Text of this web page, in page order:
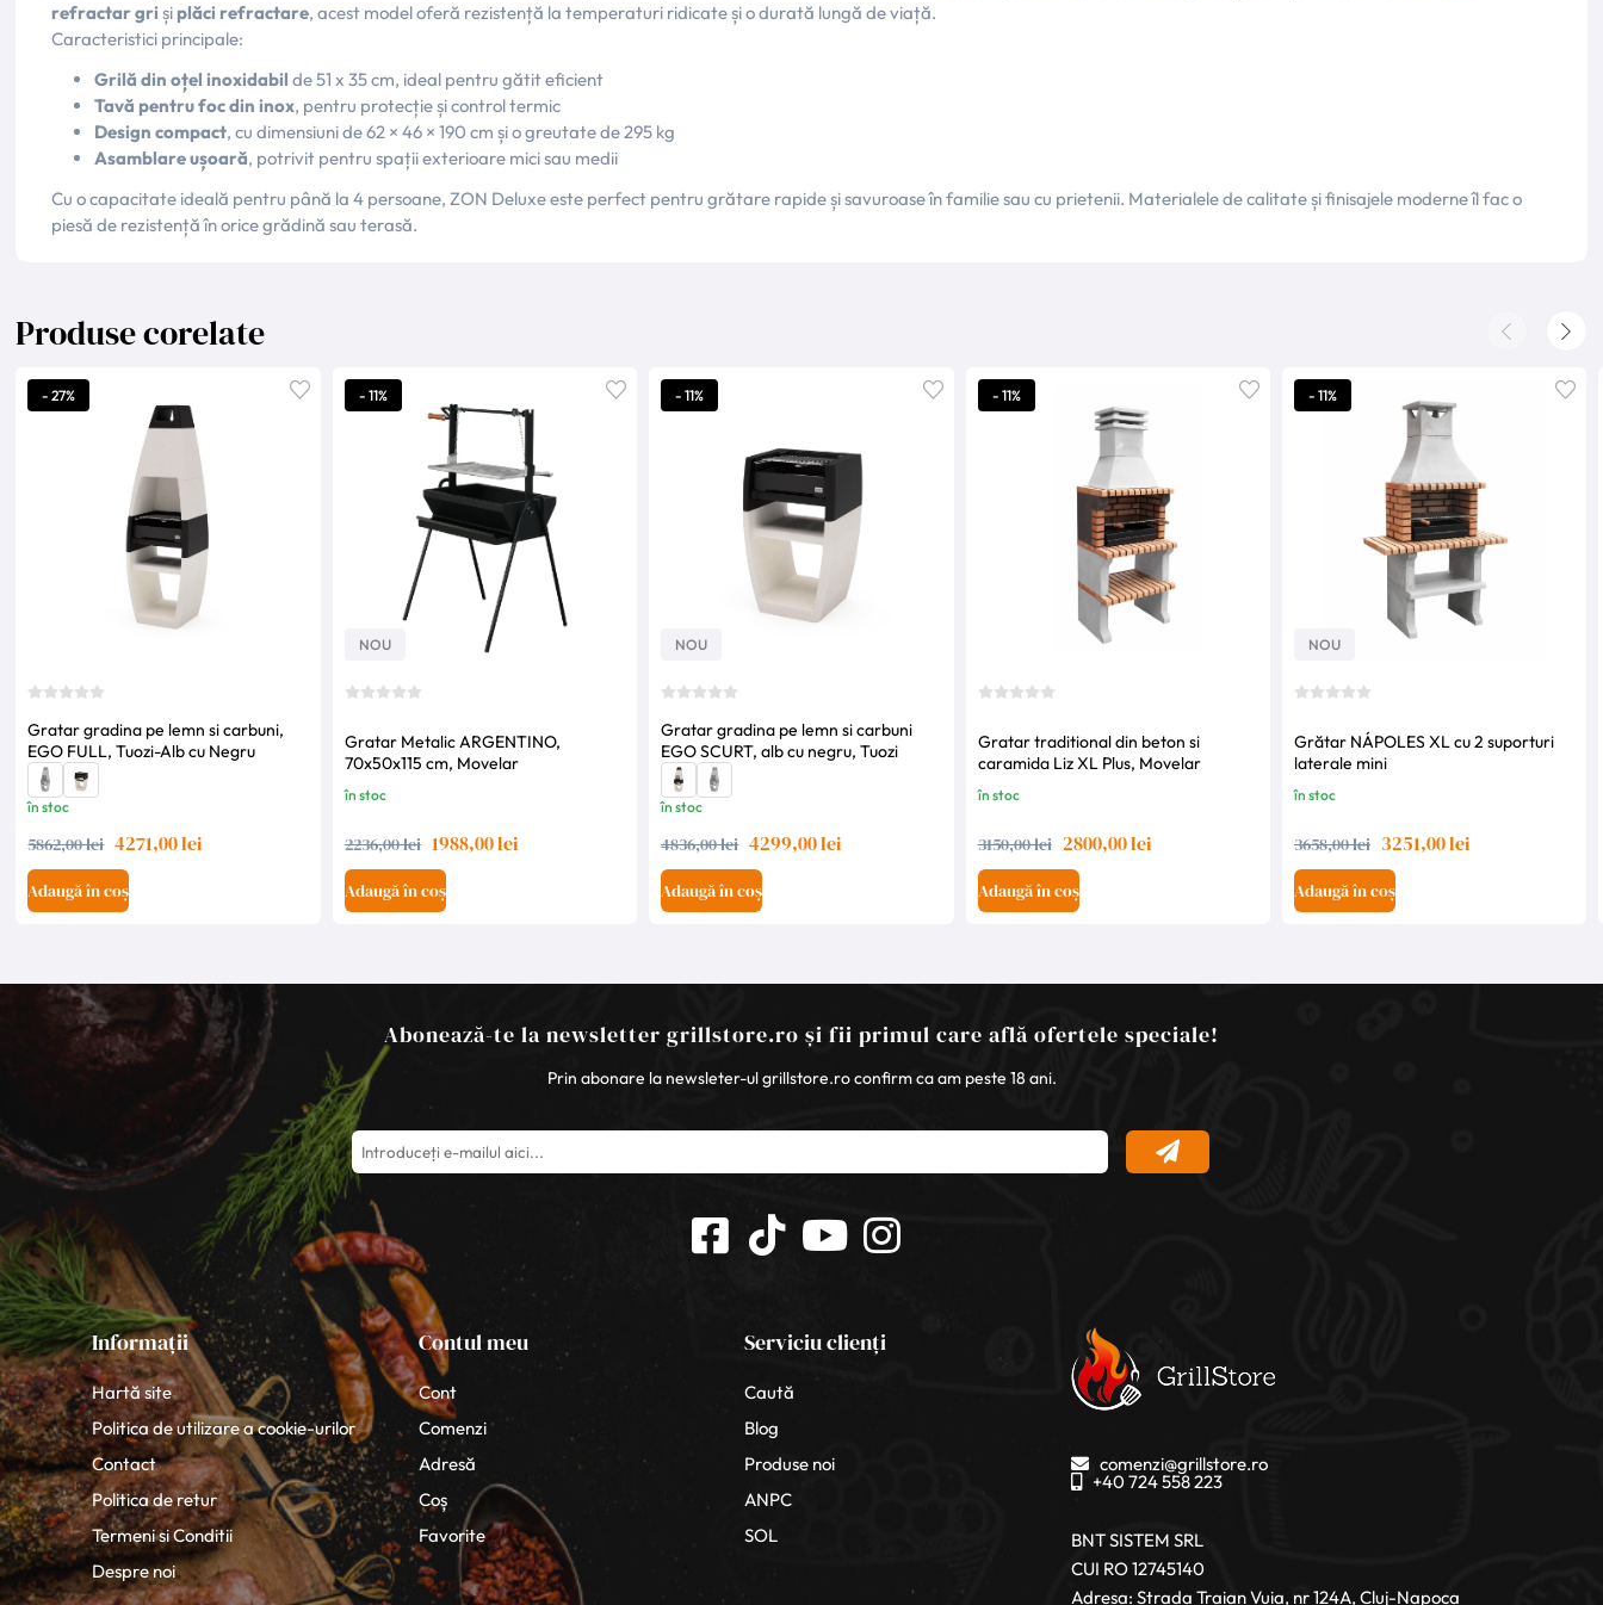
refractar gri șiplăci refractare, acest model oferă rezistență la temperaturi ridicate și o durată lungă de viață.
Caracteristici principale:
Grilă din oțel inoxidabil de 51 x 35 cm, ideal pentru gătit eficient
Tavă pentru foc din inox, pentru protecție și control termic
Design compact, cu dimensiuni de 62 × 46 × 190 cm și o greutate de 295 kg
Asamblare ușoară, potrivit pentru spații exterioare mici sau medii
Cu o capacitate ideală pentru până la 4 persoane, ZON Deluxe este perfect pentru grătare rapide și savuroase în familie sau cu prietenii. Materialele de calitate și finisajele moderne îl fac o
piesă de rezistență în orice grădină sau terasă.
Produse corelate
- 27%
Gratar gradina pe lemn si carbuni,
EGO FULL, Tuozi-Alb cu Negru
în stoc
5862,00 lei 4271,00 lei
Adaugă în coș
- 11%
NOU
Gratar Metalic ARGENTINO,
70x50x115 cm, Movelar
în stoc
2236,00 lei 1988,00 lei
Adaugă în coș
- 11%
NOU
Gratar gradina pe lemn si carbuni
EGO SCURT, alb cu negru, Tuozi
în stoc
4836,00 lei 4299,00 lei
Adaugă în coș
- 11%
Gratar traditional din beton si
caramida Liz XL Plus, Movelar
în stoc
3150,00 lei 2800,00 lei
Adaugă în coș
- 11%
NOU
Grătar NÁPOLES XL cu 2 suporturi
laterale mini
în stoc
3658,00 lei 3251,00 lei
Adaugă în coș
Abonează-te la newsletter grillstore.ro și fii primul care află ofertele speciale!
Prin abonare la newsleter-ul grillstore.ro confirm ca am peste 18 ani.
Informații
Hartă site
Politica de utilizare a cookie-urilor
Contact
Politica de retur
Termeni si Conditii
Despre noi
Contul meu
Cont
Comenzi
Adresă
Coș
Favorite
Serviciu clienți
Caută
Blog
Produse noi
ANPC
SOL
comenzi@grillstore.ro
+40 724 558 223
BNT SISTEM SRL
CUI RO 12745140
Adresa: Strada Traian Vuia, nr 124A, Cluj-Napoca